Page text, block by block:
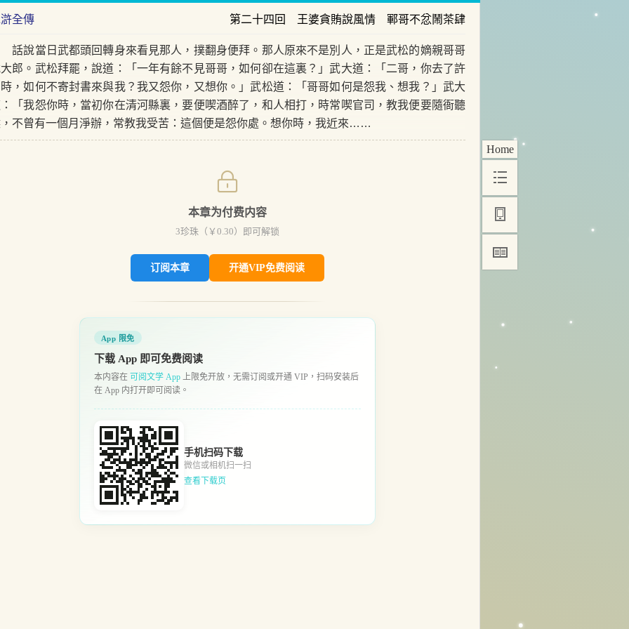
Home
全傳 第二十四回 王婆貪賄說風情 鄆哥不忿鬧茶肆
當日武都頭回轉身來看見那人，撲翻身便拜。那人原來不是別人，正是武松的嫡親哥哥
郎。武松拜罷，說道：「一年有餘不見哥哥，如何卻在這裏？」武大道：「二哥，你去了許
，如何不寄封書來與我？我又怨你，又想你。」武松道：「哥哥如何是怨我、想我？」武大
「我怨你時，當初你在清河縣裏，要便喫酒醉了，和人相打，時常喫官司，教我便要隨衙聽
不曾有一個月淨辦，常教我受苦：這個便是怨你處。想你時，我近來……
本章为付费内容
3珍珠（￥ 0.30）即可解锁
订阅本章 开通VIP免费阅读
App 限免
下载 App 即可免费阅读
本内容在 可阅文学 App 上限免开放，无需订阅或开通 VIP，扫码安装后
在 App 内打开即可阅读。
手机扫码下载
微信或相机扫一扫
查看下载页